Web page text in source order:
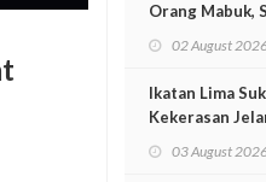
Orang Mabuk,
02 August
Ikatan Lima
Kekerasan
03 August